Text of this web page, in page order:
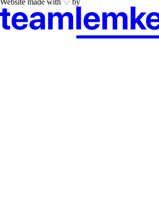
Website made with ♡ by